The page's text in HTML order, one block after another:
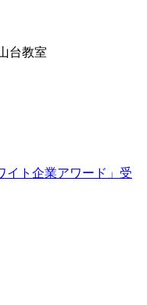
台教室
イト企業アワード」受